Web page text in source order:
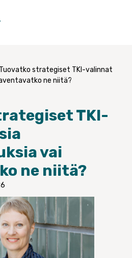
Tuovatko strategiset TKI-valinnat
ne niitä?
TKI-
vai
ne niitä?